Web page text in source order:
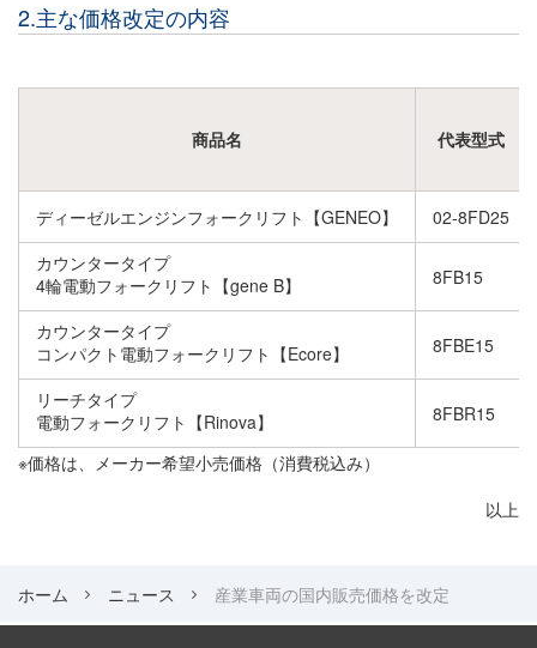
2.主な価格改定の内容
商品名 代表型式
ディーゼルエンジンフォークリフト【GENEO】
02-8FD25
カウンタータイプ
4輪電動フォークリフト【gene B】
8FB15
カウンタータイプ
コンパクト電動フォークリフト【Ecore】
8FBE15
リーチタイプ
電動フォークリフト【Rinova】
8FBR15
※価格は、メーカー希望小売価格（消費税込み）
以上
ホーム ニュース 産業車両の国内販売価格を改定